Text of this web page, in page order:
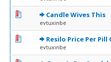
Candle Wives This
evtuxinbe
0 Votes - 0 sur 5 en
123
Resilo Price Per Pill
evtuxinbe
0 Votes - 0 sur 5 en
123 4